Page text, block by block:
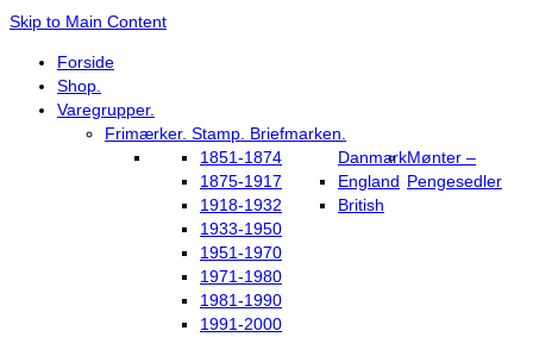
Skip to Main Content
Forside
Shop.
Varegrupper.
Frimærker. Stamp. Briefmarken.
Danmark
1851-1874
1875-1917
1918-1932
1933-1950
1951-1970
1971-1980
1981-1990
1991-2000
England
British
Mønter –
Pengesedler